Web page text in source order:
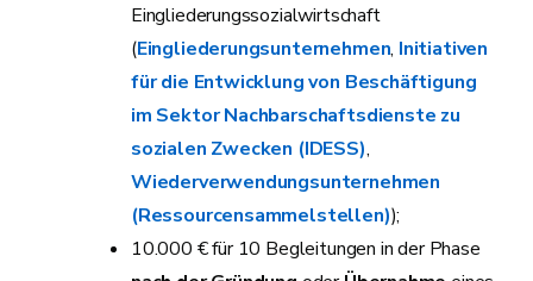
Eingliederungssozialwirtschaft
(Eingliederungsunternehmen, Initiativen
für die Entwicklung von Beschäftigung
im Sektor Nachbarschaftsdienste zu
sozialen Zwecken (IDESS),
Wiederverwendungsunternehmen
(Ressourcensammelstellen));
10.000 € für 10 Begleitungen in der Phase